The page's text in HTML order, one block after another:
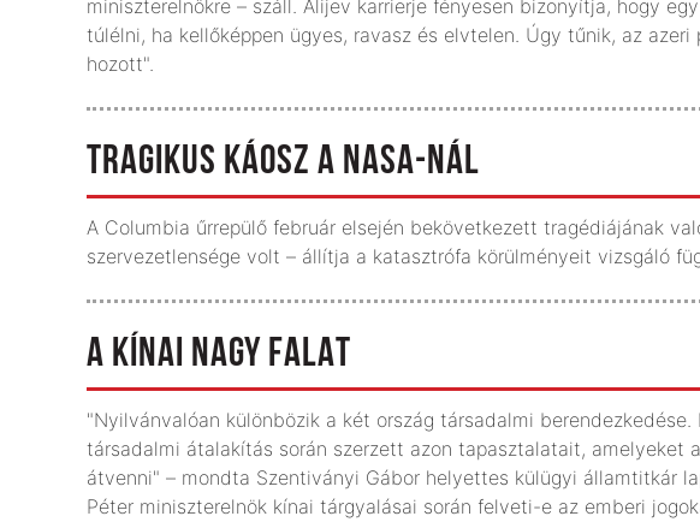
miniszterelnökre – száll. Alijev karrierje fényesen bizonyítja, hogy
túlélni, ha kellőképpen ügyes, ravasz és elvtelen. Úgy tűnik, az
hozott".
TRAGIKUS KÁOSZ A NASA-NÁL
A Columbia űrrepülő február elsején bekövetkezett tragédiájának
szervezetlensége volt – állítja a katasztrófa körülményeit vizsgáló
A KÍNAI NAGY FALAT
"Nyilvánvalóan különbözik a két ország társadalmi berendezkedése.
társadalmi átalakítás során szerzett azon tapasztalatait, amelyeket
átvenni" – mondta Szentiványi Gábor helyettes külügyi államtitkár
Péter miniszterelnök kínai tárgyalásai során felveti-e az emberi